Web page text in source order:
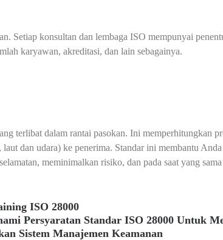
Setiap konsultan dan lembaga ISO mempunyai
karyawan, akreditasi, dan lain sebagainya.
terlibat dalam rantai pasokan. Ini memperhitungkan
dan udara) ke penerima. Standar ini membantu
meminimalkan risiko, dan pada saat yang
ISO 28000
Persyaratan Standar ISO 28000 Untuk
Sistem Manajemen Keamanan